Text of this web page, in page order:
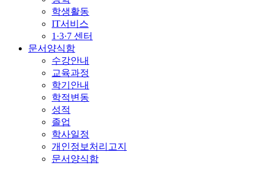
학생활동
IT서비스
1·3·7 센터
문서양식함
수강안내
교육과정
학기안내
학적변동
성적
졸업
학사일정
개인정보처리고지
문서양식함